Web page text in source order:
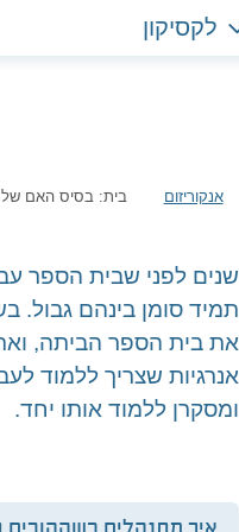
לקסיקון
אנקוריזום בית: בסיס האם של
שנים לפני שבית הספר
תמיד סומן בינהם גבול.
את בית הספר הביתה,
אנרגיות שצריך ללמוד
ומסקרן ללמוד אותו יחד.